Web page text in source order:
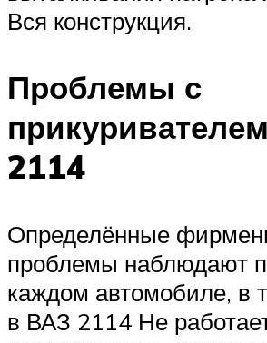
Вся конструкция.
Проблемы с
2114
Определённые
проблемы наблюдают
каждом автомобиле, в
в ВАЗ 2114 Не